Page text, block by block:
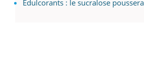
Edulcorants : le sucralose